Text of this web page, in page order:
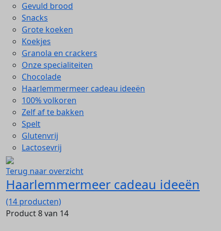
Gevuld brood
Snacks
Grote koeken
Koekjes
Granola en crackers
Onze specialiteiten
Chocolade
Haarlemmermeer cadeau ideeën
100% volkoren
Zelf af te bakken
Spelt
Glutenvrij
Lactosevrij
Terug naar overzicht
Haarlemmermeer cadeau ideeën
(14 producten)
Product 8 van 14